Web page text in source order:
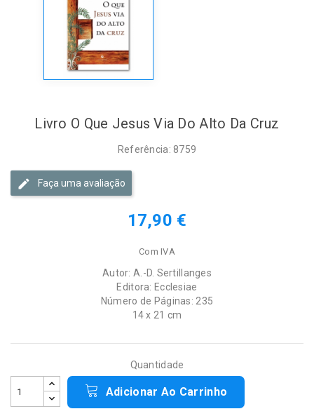
Livro O Que Jesus Via Do Alto Da Cruz
Referência: 8759
Faça uma avaliação
17,90 €
Com IVA
Autor: A.-D. Sertillanges
Editora: Ecclesiae
Número de Páginas: 235
14 x 21 cm
Quantidade
Adicionar Ao Carrinho